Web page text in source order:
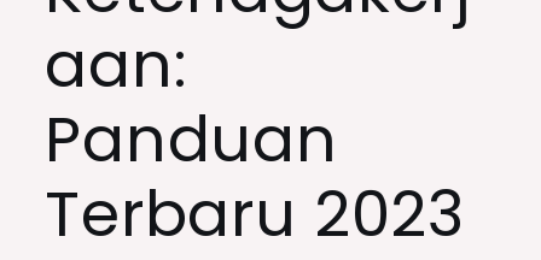
aan:
Panduan
Terbaru 2023